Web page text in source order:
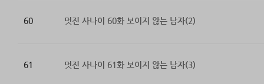
60 멋진 사나이 60화 보이지 않는 남자(2)
61 멋진 사나이 61화 보이지 않는 남자(3)